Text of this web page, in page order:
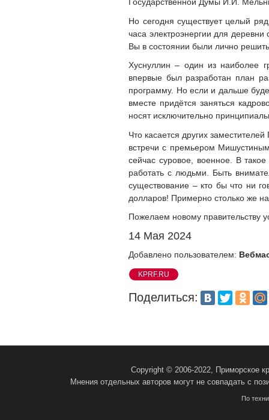
Но сегодня существует целый
часа электроэнергии для
Вы в состоянии были лично
Хуснуллин – один из наиболее
впервые был разработан план
программу. Но если и дальше
вместе придётся заняться
носят исключительно
Что касается других
встречи с премьером
сейчас суровое, военное. В
работать с людьми. Быть
существование – кто бы что ни
долларов! Примерно столько же
Пожелаем новому правительству
14 Мая 2024
Добавлено пользователем:
KPRF.RU
Поделиться:
Copyright © 2006-2022, Приморское
Мнения отдельных авторов могут не совпадать с
По